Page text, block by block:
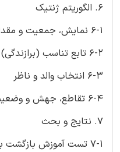
6. الگوریتم ژنتیک
6-1 نمایش، جمعیت و مقداردهی
6-2 تابع تناسب (برازندگی)
6-3 انتخاب والد و ناظر
6-4 تقاطع، جهش و وضعیت خاتمه
7. نتایج و بحث
7-1 تست آموزش بازگشت به عقب